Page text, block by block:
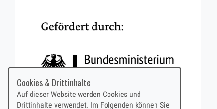
Cookies & Drittinhalte
Auf dieser Website werden Cookies und
Drittinhalte verwendet. Im Folgenden können Sie